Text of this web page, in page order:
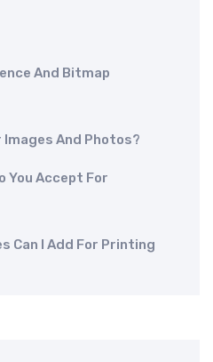
And Bitmap
Images And Photos?
You Accept For
Can I Add For Printing